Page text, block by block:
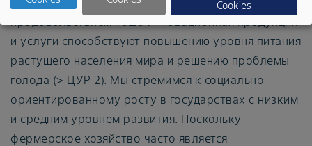
и услуги способствуют повышению уровня питания
растущего населения мира и решению проблемы
голода (> ЦУР 2). Мы стремимся к социально
ориентированному росту в государствах с низким
и средним уровнем развития. Поскольку
фермерское хозяйство часто является
Cookies